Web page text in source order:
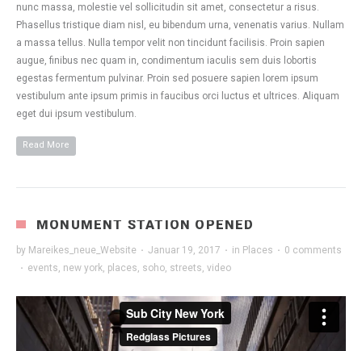
nunc massa, molestie vel sollicitudin sit amet, consectetur a risus.
Phasellus tristique diam nisl, eu bibendum urna, venenatis varius. Nullam
a massa tellus. Nulla tempor velit non tincidunt facilisis. Proin sapien
augue, finibus nec quam in, condimentum iaculis sem duis lobortis
egestas fermentum pulvinar. Proin sed posuere sapien lorem ipsum
vestibulum ante ipsum primis in faucibus orci luctus et ultrices. Aliquam
eget dui ipsum vestibulum.
Read More
MONUMENT STATION OPENED
by Mareikes_neue_Website · Januar 19, 2017 · in Places · 0 comments
· events, new york, places, soho, streets, video